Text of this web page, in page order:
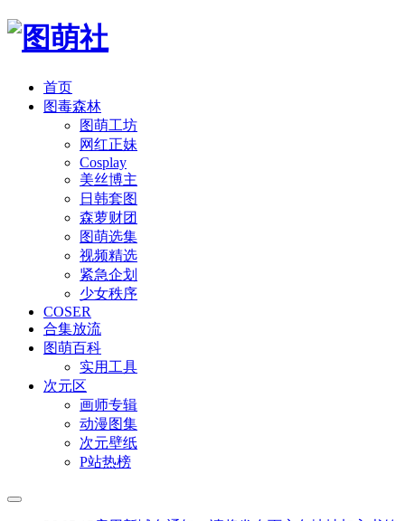
首页
图毒森林
图萌工坊
网红正妹
Cosplay
美丝博主
日韩套图
森萝财团
图萌选集
视频精选
紧急企划
少女秩序
COSER
合集放流
图萌百科
实用工具
次元区
画师专辑
动漫图集
次元壁纸
P站热榜